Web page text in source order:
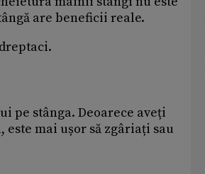
are beneficii reale.
pe stânga. Deoarece aveți
mai ușor să zgâriați sau